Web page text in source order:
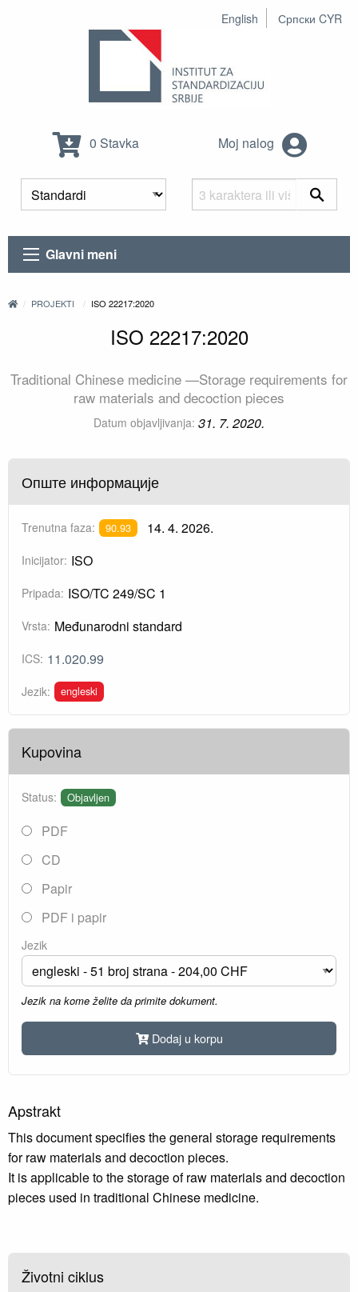
English Српски CYR
0 Stavka Moj nalog
Glavni meni
PROJEKTI ISO 22217:2020
ISO 22217:2020
Traditional Chinese medicine —Storage requirements for
raw materials and decoction pieces
Datum objavljivanja: 31. 7. 2020.
Опште информације
Trenutna faza: 90.93 14. 4. 2026.
Inicijator: ISO
Pripada: ISO/TC 249/SC 1
Vrsta: Međunarodni standard
ICS: 11.020.99
Jezik: engleski
Kupovina
Status: Objavljen
PDF
CD
Papir
PDF i papir
Jezik
Jezik na kome želite da primite dokument.
Dodaj u korpu
Apstrakt
This document specifies the general storage requirements
for raw materials and decoction pieces.
It is applicable to the storage of raw materials and decoction
pieces used in traditional Chinese medicine.
Životni ciklus